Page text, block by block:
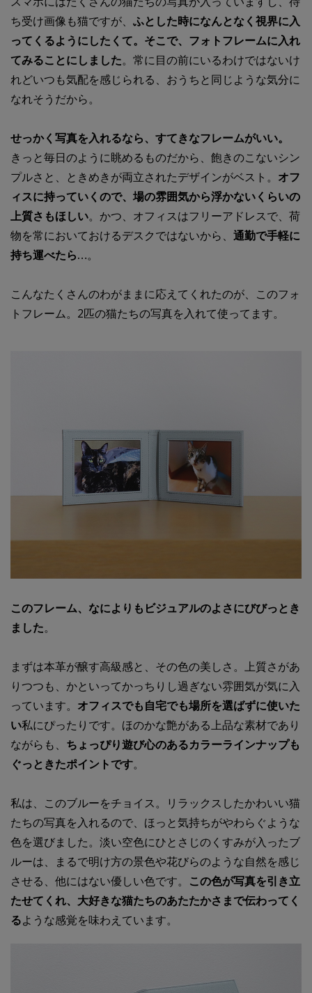
ち受け画像も猫ですが、 ふとした時になんとなく視界に入
ってくるようにしたくて。そこで、フォトフレームに入れ
てみることにしました。常に目の前にいるわけではないけ
れどいつも気配を感じられる、おうちと同じような気分に
なれそうだから。
せっかく写真を入れるなら、すてきなフレームがいい。
きっと毎日のように眺めるものだから、飽きのこないシン
プルさと、ときめきが両立されたデザインがベスト。 オフ
ィスに持っていくので、場の雰囲気から浮かないくらいの
上質さもほしい。かつ、オフィスはフリーアドレスで、荷
物を常においておけるデスクではないから、 通勤で手軽に
持ち運べたら…。
こんなたくさんのわがままに応えてくれたのが、このフォ
トフレーム。2匹の猫たちの写真を入れて使ってます。
このフレーム、なによりもビジュアルのよさにびびっとき
ました。
まずは本革が醸す高級感と、その色の美しさ。上質さがあ
りつつも、かといってかっちりし過ぎない雰囲気が気に入
っています。 オフィスでも自宅でも場所を選ばずに使いた
い私にぴったりです。ほのかな艶がある上品な素材であり
ながらも、 ちょっぴり遊び心のあるカラーラインナップも
ぐっときたポイントです。
私は、このブルーをチョイス。リラックスしたかわいい猫
たちの写真を入れるので、ほっと気持ちがやわらぐような
色を選びました。淡い空色にひとさじのくすみが入ったブ
ルーは、まるで明け方の景色や花びらのような自然を感じ
させる、他にはない優しい色です。 この色が写真を引き立
たせてくれ、大好きな猫たちのあたたかさまで伝わってく
るような感覚を味わえています。